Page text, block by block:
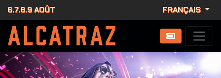
6.7.8.9 AOÛT FRANÇAIS